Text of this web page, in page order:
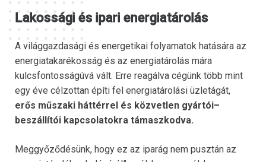
Lakossági és ipari energiatárolás
A világgazdasági és energetikai folyamatok hatására az
energiatakarékosság és az energiatárolás mára
kulcsfontosságúvá vált. Erre reagálva cégünk több mint
egy éve célzottan építi fel energiatárolási üzletágát,
erős műszaki háttérrel és közvetlen gyártói–
beszállítói kapcsolatokra támaszkodva.
Meggyőződésünk, hogy ez az iparág nem pusztán az